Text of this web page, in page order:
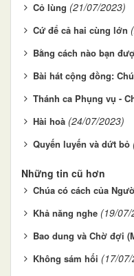
Cỏ lùng (21/07/2023)
Cứ để cả hai cùng lớn
Bằng cách nào bạn
Bài hát cộng đồng:
Thánh ca Phụng vụ -
Hài hoà (24/07/2023)
Quyến luyến và dứt bỏ
Những tin cũ hơn
Chúa có cách của
Khả năng nghe (19/07/
Bao dung và Chờ đợi
Không sám hối (17/